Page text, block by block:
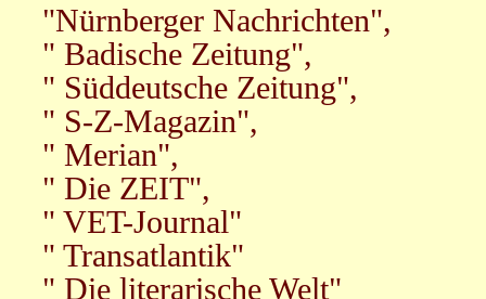
"Nürnberger Nachrichten",
" Badische Zeitung",
" Süddeutsche Zeitung",
" S-Z-Magazin",
" Merian",
" Die ZEIT",
" VET-Journal"
" Transatlantik"
" Die literarische Welt"